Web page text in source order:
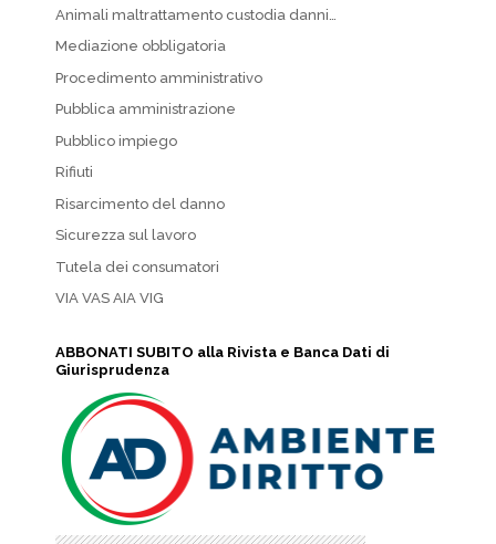
Animali maltrattamento custodia danni…
Mediazione obbligatoria
Procedimento amministrativo
Pubblica amministrazione
Pubblico impiego
Rifiuti
Risarcimento del danno
Sicurezza sul lavoro
Tutela dei consumatori
VIA VAS AIA VIG
ABBONATI SUBITO alla Rivista e Banca Dati di
Giurisprudenza